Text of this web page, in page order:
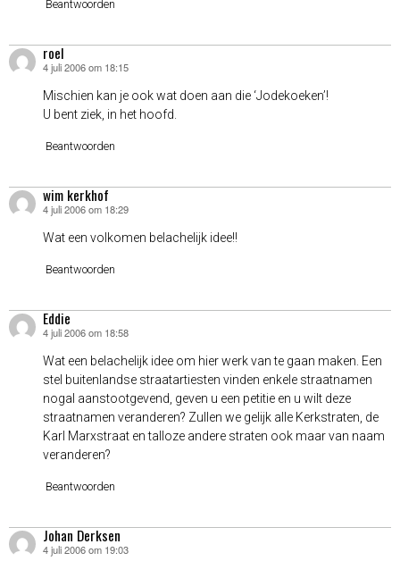
Beantwoorden
roel
schreef:
4 juli 2006 om 18:15
Mischien kan je ook wat doen aan die ‘Jodekoeken’!
U bent ziek, in het hoofd.
Beantwoorden
wim kerkhof
schreef:
4 juli 2006 om 18:29
Wat een volkomen belachelijk idee!!
Beantwoorden
Eddie
schreef:
4 juli 2006 om 18:58
Wat een belachelijk idee om hier werk van te gaan maken. Een
stel buitenlandse straatartiesten vinden enkele straatnamen
nogal aanstootgevend, geven u een petitie en u wilt deze
straatnamen veranderen? Zullen we gelijk alle Kerkstraten, de
Karl Marxstraat en talloze andere straten ook maar van naam
veranderen?
Beantwoorden
Johan Derksen
schreef:
4 juli 2006 om 19:03